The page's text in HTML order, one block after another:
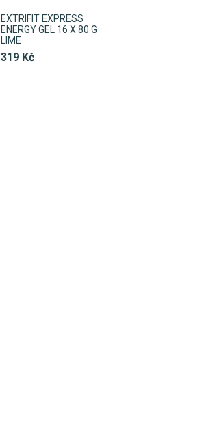
EXTRIFIT EXPRESS
ENERGY GEL 16 X 80 G
LIME
319 Kč